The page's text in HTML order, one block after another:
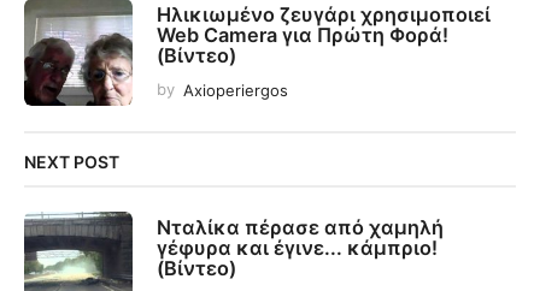
Ηλικιωμένο ζευγάρι χρησιμοποιεί
Web Camera για Πρώτη Φορά!
(Βίντεο)
by Axioperiergos
NEXT POST
Νταλίκα πέρασε από χαμηλή
γέφυρα και έγινε... κάμπριο!
(Βίντεο)